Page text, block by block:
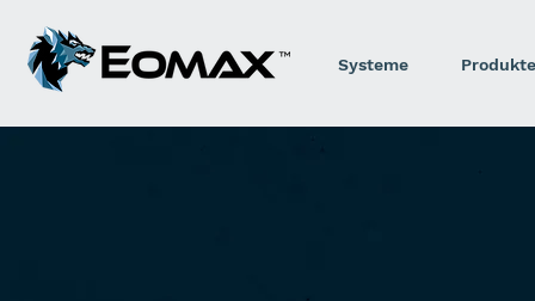
Systeme Produkte